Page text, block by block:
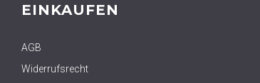
EINKAUFEN
AGB
Widerrufsrecht